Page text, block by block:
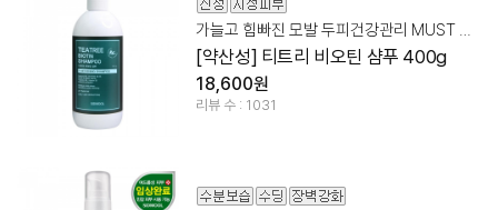
가늘고 힘빠진 모발 두피건강관리 MUST HAVE!
[약산성] 티트리 비오틴 샴푸 400g
18,600원
리뷰 수 : 1031